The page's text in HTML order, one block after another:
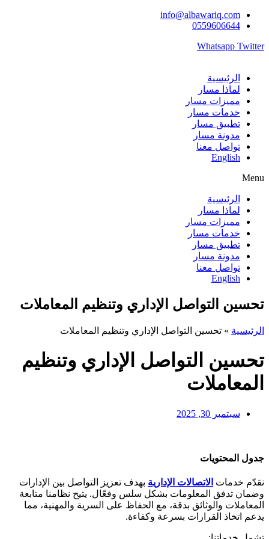
Skip
info@albawariq.com
0559606644
Whatsapp Twitter
الرئيسية
لماذا مسار
مميزات مسار
خدمات مسار
تطبيق مسار
مدونة مسار
تواصل معنا
English
Menu
الرئيسية
لماذا مسار
مميزات مسار
خدمات مسار
تطبيق مسار
مدونة مسار
تواصل معنا
English
تحسين التواصل الإداري وتنظيم المعاملات
الرئيسية » تحسين التواصل الإداري وتنظيم المعاملات
تحسين التواصل الإداري وتنظيم
المعاملات
سبتمبر 30, 2025
جدول المحتويات
نقدّم خدمات الاتصالات الإدارية بهدف تعزيز التواصل بين الإدارات
وضمان تدفق المعلومات بشكل سلس وفعّال. يتيح نظامنا متابعة
المعاملات والوثائق بدقة، مع الحفاظ على السرية والمهنية، مما
يدعم اتخاذ القرارات بسرعة وكفاءة.